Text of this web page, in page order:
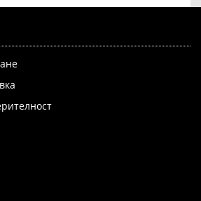
VESA 75-100x75-100, height
mm, screen to holder - 119 mm